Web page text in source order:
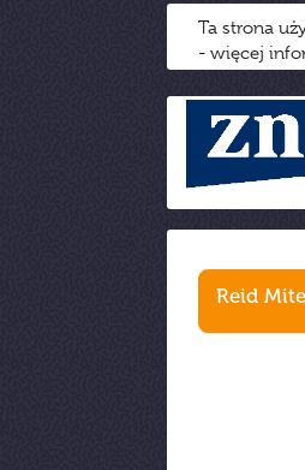
Ta strona
- więcej
Reid